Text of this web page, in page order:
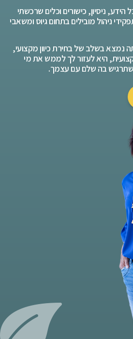
הידע, ניסיון, כישורים וכלים שרכשתי
ניהול מובילים בתחום גיוס ומשאבי
נמצא בשלב של בחירת כיוון מקצועי,
היא לעזור לך לממש את מי
בה שלם עם עצמך.